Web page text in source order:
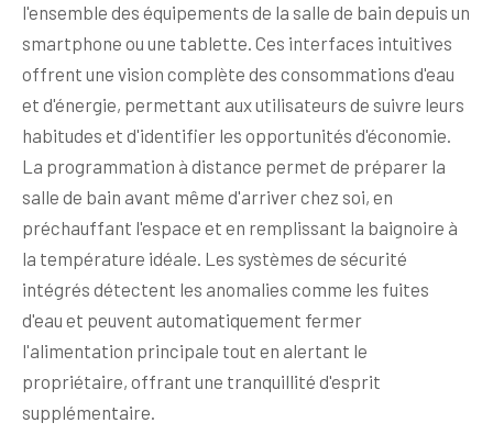
l'ensemble des équipements de la salle de bain depuis un
smartphone ou une tablette. Ces interfaces intuitives
offrent une vision complète des consommations d'eau
et d'énergie, permettant aux utilisateurs de suivre leurs
habitudes et d'identifier les opportunités d'économie.
La programmation à distance permet de préparer la
salle de bain avant même d'arriver chez soi, en
préchauffant l'espace et en remplissant la baignoire à
la température idéale. Les systèmes de sécurité
intégrés détectent les anomalies comme les fuites
d'eau et peuvent automatiquement fermer
l'alimentation principale tout en alertant le
propriétaire, offrant une tranquillité d'esprit
supplémentaire.